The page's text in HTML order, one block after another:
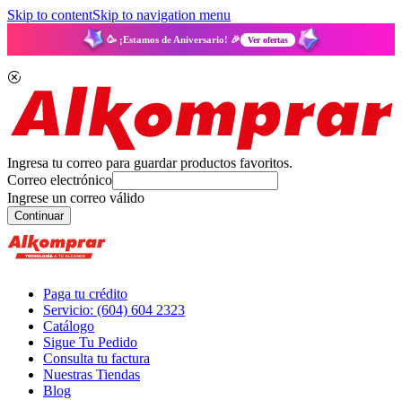
Skip to contentSkip to navigation menu
🥳 ¡Estamos de Aniversario! 🎉 Ver ofertas
Ingresa tu correo para guardar productos favoritos.
Correo electrónico
Ingrese un correo válido
Continuar
Paga tu crédito
Servicio: (604) 604 2323
Catálogo
Sigue Tu Pedido
Consulta tu factura
Nuestras Tiendas
Blog